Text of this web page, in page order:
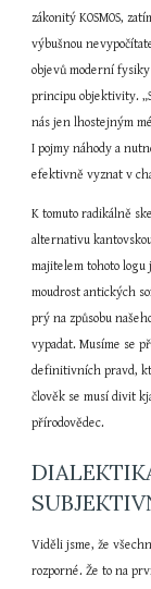
zákonitý KOSMOS,
výbušnou
objevů moderní
principu objektivity.
nás jen lhostejným
I pojmy náhody a
efektivně vyznat v
K tomuto radikálně
alternativu
majitelem tohoto logu
moudrost antických
prý na způsobu
vypadat. Musíme se
definitivních pravd,
člověk se musí divit
přírodovědec.
Viděli jsme, že
rozporné. Že to na